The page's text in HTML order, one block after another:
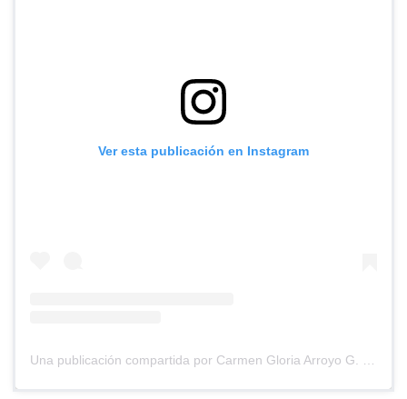
Ver esta publicación en Instagram